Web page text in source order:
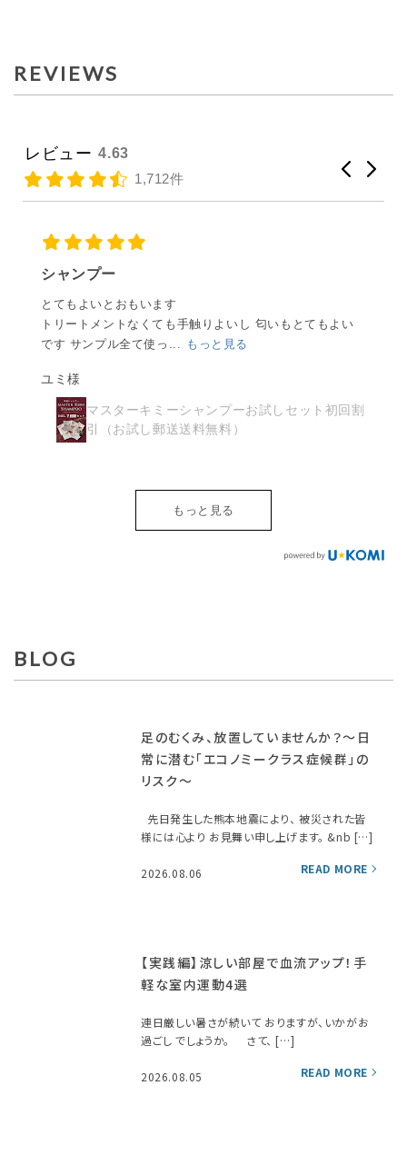
REVIEWS
レビュー 4.63
1,712件
シャンプー
とてもよいとおもいます
トリートメントなくても手触りよいし 匂いもとてもよい
です サンプル全て使っ...
もっと見る
ユミ様
マスターキミーシャンプーお試しセット初回割
引（お試し郵送送料無料）
もっと見る
BLOG
足のむくみ、放置していませんか？〜日
常に潜む「エコノミークラス症候群」の
リスク〜
先日発生した熊本地震により、 被災された皆
様には心より お見舞い申し上げます。 &nb […]
2026.08.06
【実践編】涼しい部屋で血流アップ！手
軽な室内運動4選
連日厳しい暑さが続いて おりますが、いかがお
過ごし でしょうか。 さて、 […]
2026.08.05